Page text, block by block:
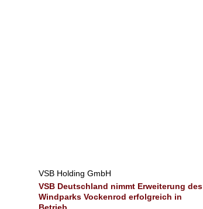
VSB Holding GmbH
VSB Deutschland nimmt Erweiterung des
Windparks Vockenrod erfolgreich in